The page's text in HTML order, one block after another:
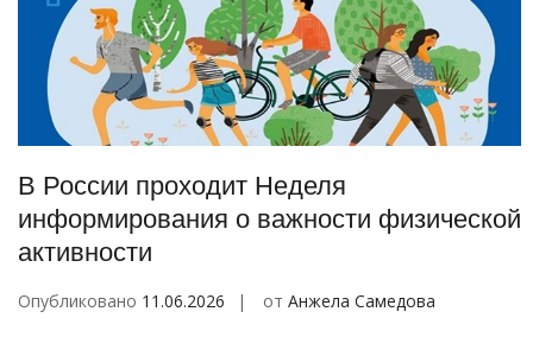
В России проходит Неделя
информирования о важности физической
активности
Опубликовано 11.06.2026 от Анжела Самедова